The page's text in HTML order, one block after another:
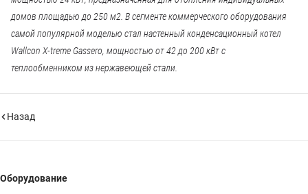
домов площадью до 250 м2. В сегменте коммерческого оборудования
самой популярной моделью стал настенный конденсационный котел
Wallcon X-treme Gassero, мощностью от 42 до 200 кВт с
теплообменником из нержавеющей стали.
Назад
Оборудование